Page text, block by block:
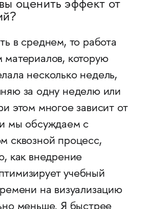
оценить эффект от
в среднем, то работа
материалов, которую
несколько недель,
за одну неделю или
этом многое зависит от
мы обсуждаем с
сквозной процесс,
как внедрение
учебный
на визуализацию